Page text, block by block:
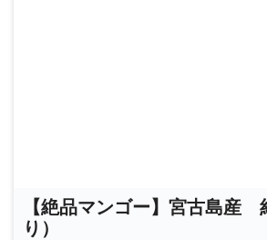
【絶品マンゴー】宮古島産
り）